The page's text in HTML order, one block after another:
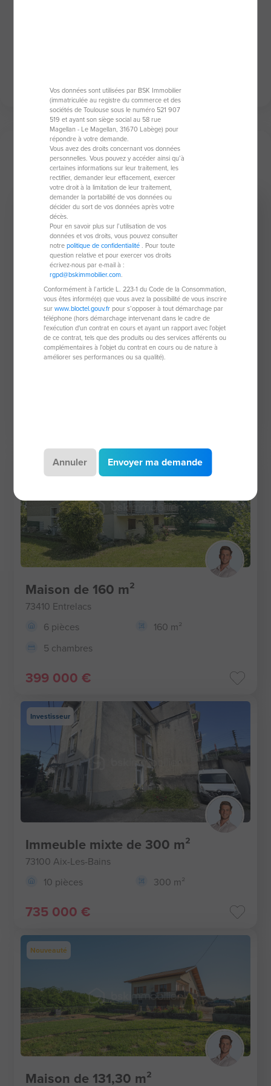
Mes derniers biens
Coup de coeur
Villa de 105 m²
73410 Entrelacs
Nouveauté
Maison de 160 m²
73410 Entrelacs
6 pièces
160 m²
5 chambres
399 000 €
Investisseur
Immeuble mixte de 300 m²
73100 Aix-Les-Bains
10 pièces
300 m²
735 000 €
Nouveauté
Maison de 131,30 m²
Vos données sont utilisées par BSK Immobilier
(immatriculée au registre du commerce et des
sociétés de Toulouse sous le numéro 521 907
519 et ayant son siège social au 58 rue
Magellan - Le Magellan, 31670 Labège) pour
répondre à votre demande.
Vous avez des droits concernant vos données
personnelles. Vous pouvez y accéder ainsi qu’à
certaines informations sur leur traitement, les
rectifier, demander leur effacement, exercer
votre droit à la limitation de leur traitement,
demander la portabilité de vos données ou
décider du sort de vos données après votre
décès.
Pour en savoir plus sur l’utilisation de vos
données et vos droits, vous pouvez consulter
notrepolitique de confidentialité. Pour toute
question relative et pour exercer vos droits
écrivez-nous par e-mail à :
rgpd@bskimmobilier.com.
Conformément à l’article L. 223-1 du Code de la Consommation,
vous êtes informé(e) que vous avez la possibilité de vous inscrire
surwww.bloctel.gouv.frpour s’opposer à tout démarchage par
téléphone (hors démarchage intervenant dans le cadre de
l'exécution d'un contrat en cours et ayant un rapport avec l'objet
de ce contrat, tels que des produits ou des services afférents ou
complémentaires à l'objet du contrat en cours ou de nature à
améliorer ses performances ou sa qualité).
Annuler Envoyer ma demande